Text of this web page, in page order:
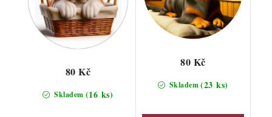
Skladem (16 ks)
80 Kč
Skladem(23 ks)
80 Kč